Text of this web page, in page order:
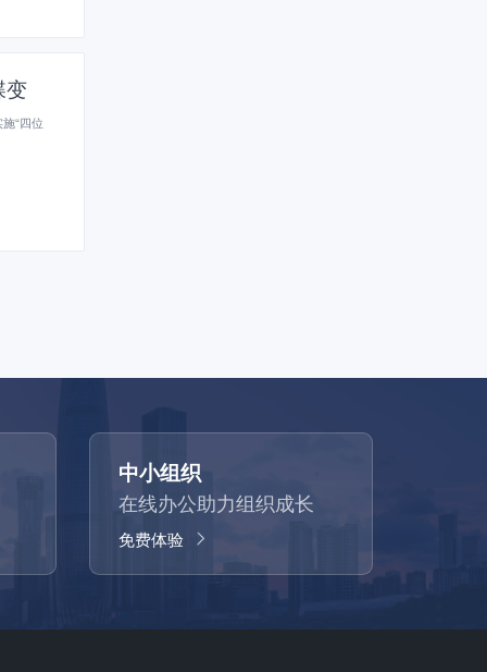
变
“四位
中小组织
在线办公助力组织成长
免费体验